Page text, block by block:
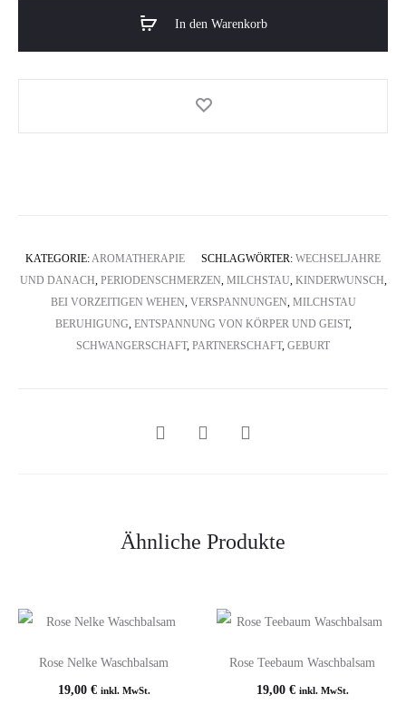
In den Warenkorb
KATEGORIE:AROMATHERAPIE SCHLAGWÖRTER: WECHSELJAHRE
UND DANACH, PERIODENSCHMERZEN, MILCHSTAU, KINDERWUNSCH,
BEI VORZEITIGEN WEHEN, VERSPANNUNGEN, MILCHSTAU
BERUHIGUNG, ENTSPANNUNG VON KÖRPER UND GEIST,
SCHWANGERSCHAFT, PARTNERSCHAFT, GEBURT
SHARE
Ähnliche Produkte
Rose Nelke Waschbalsam
19,00 € inkl. MwSt.
Rose Teebaum Waschbalsam
19,00 € inkl. MwSt.